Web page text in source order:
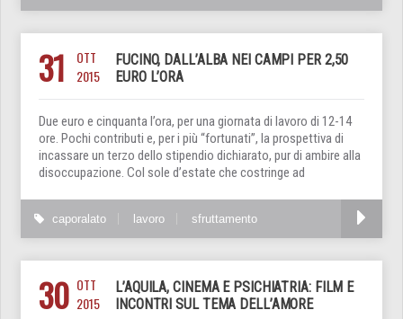
31
OTT
2015
FUCINO, DALL’ALBA NEI CAMPI PER 2,50
EURO L’ORA
Due euro e cinquanta l’ora, per una giornata di lavoro di 12-14
ore. Pochi contributi e, per i più “fortunati”, la prospettiva di
incassare un terzo dello stipendio dichiarato, pur di ambire alla
disoccupazione. Col sole d’estate che costringe ad
caporalato lavoro sfruttamento
30 OTT
2015
L’AQUILA, CINEMA E PSICHIATRIA: FILM E
INCONTRI SUL TEMA DELL’AMORE